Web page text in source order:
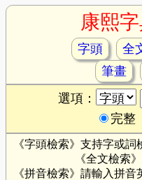
康熙
字頭 全
筆畫
選項：
完整
《字頭檢索》支持字或詞
《全文檢索
《拼音檢索》請輸入拼